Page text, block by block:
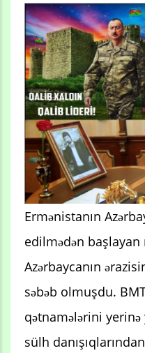
Ermənistanın
edilmədən
Azərbaycanın
səbəb olmuşdu.
qətnamələrini
sülh